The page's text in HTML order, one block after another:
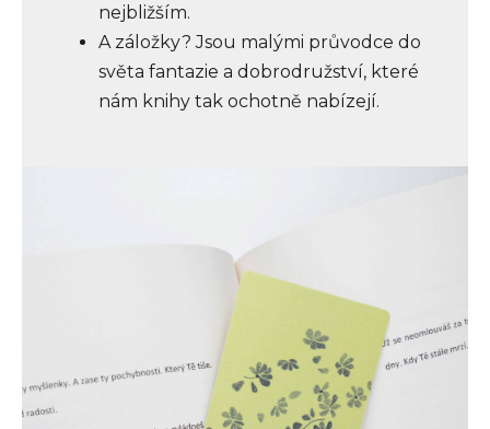
nejbližším.
A záložky? Jsou malými průvodce do
světa fantazie a dobrodružství, které
nám knihy tak ochotně nabízejí.